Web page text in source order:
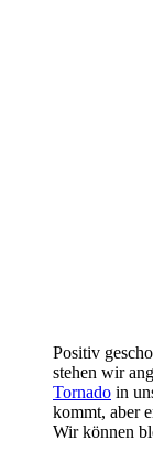
Positiv
stehen wir
Tornado in
kommt, aber
Wir können